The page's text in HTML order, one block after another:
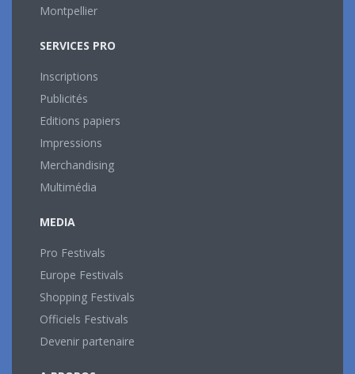
Montpellier
SERVICES PRO
Inscriptions
Publicités
Editions papiers
Impressions
Merchandising
Multimédia
MEDIA
Pro Festivals
Europe Festivals
Shopping Festivals
Officiels Festivals
Devenir partenaire